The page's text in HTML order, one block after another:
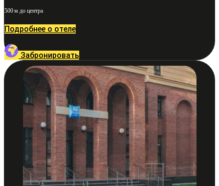
500 м до центра
Подробнее о отеле
Забронировать